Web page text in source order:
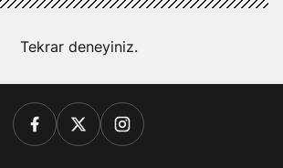
Tekrar deneyiniz.